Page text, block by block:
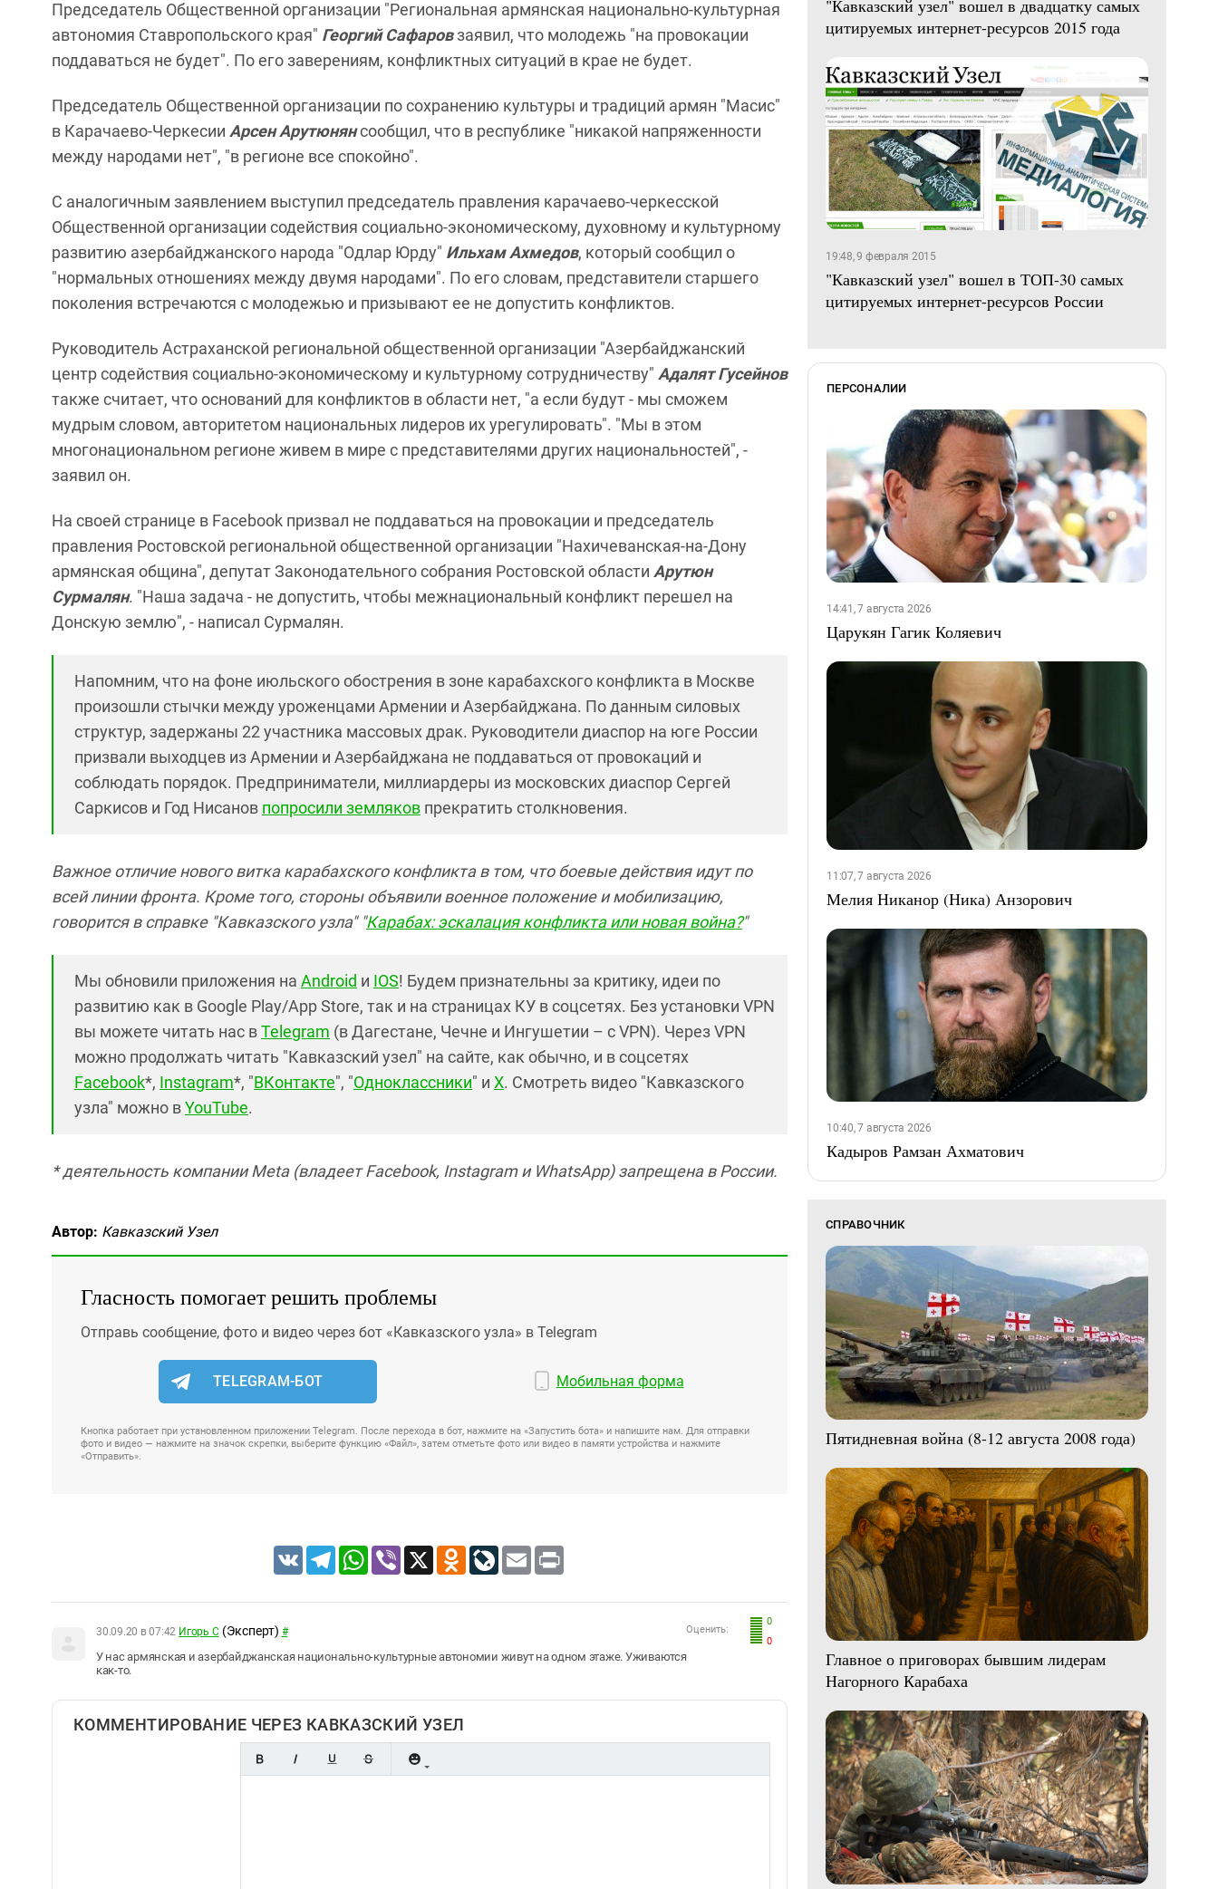
Председатель Общественной организации "Региональная армянская национально-культурная
автономия Ставропольского края" Георгий Сафаровзаявил, что молодежь "на провокации
поддаваться не будет". По его заверениям, конфликтных ситуаций в крае не будет.
Председатель Общественной организации по сохранению культуры и традиций армян "Масис"
в Карачаево-Черкесии Арсен Арутюнянсообщил, что в республике "никакой напряженности
между народами нет", "в регионе все спокойно".
С аналогичным заявлением выступил председатель правления карачаево-черкесской
Общественной организации содействия социально-экономическому, духовному и культурному
развитию азербайджанского народа "Одлар Юрду" Ильхам Ахмедов, который сообщил о
"нормальных отношениях между двумя народами". По его словам, представители старшего
поколения встречаются с молодежью и призывают ее не допустить конфликтов.
Руководитель Астраханской региональной общественной организации "Азербайджанский
центр содействия социально-экономическому и культурному сотрудничеству" Адалят Гусейнов
также считает, что оснований для конфликтов в области нет, "а если будут - мы сможем
мудрым словом, авторитетом национальных лидеров их урегулировать". "Мы в этом
многонациональном регионе живем в мире с представителями других национальностей", -
заявил он.
На своей странице в Facebook призвал не поддаваться на провокации и председатель
правления Ростовской региональной общественной организации "Нахичеванская-на-Дону
армянская община", депутат Законодательного собрания Ростовской области Арутюн
Сурмалян. "Наша задача - не допустить, чтобы межнациональный конфликт перешел на
Донскую землю", - написал Сурмалян.
Напомним, что на фоне июльского обострения в зоне карабахского конфликта в Москве
произошли стычки между уроженцами Армении и Азербайджана. По данным силовых
структур, задержаны 22 участника массовых драк. Руководители диаспор на юге России
призвали выходцев из Армении и Азербайджана не поддаваться от провокаций и
соблюдать порядок. Предприниматели, миллиардеры из московских диаспор Сергей
Саркисов и Год Нисанов попросили земляков прекратить столкновения.
Важное отличие нового витка карабахского конфликта в том, что боевые действия идут по
всей линии фронта. Кроме того, стороны объявили военное положение и мобилизацию,
говорится в справке "Кавказского узла" "Карабах: эскалация конфликта или новая война?"
Мы обновили приложения на Android и IOS! Будем признательны за критику, идеи по
развитию как в Google Play/App Store, так и на страницах КУ в соцсетях. Без установки VPN
вы можете читать нас вTelegram (в Дагестане, Чечне и Ингушетии – с VPN). Через VPN
можно продолжать читать "Кавказский узел" на сайте, как обычно, и в соцсетях
Facebook*, Instagram*, "ВКонтакте", "Одноклассники" и X. Смотреть видео "Кавказского
узла" можно вYouTube.
* деятельность компании Meta (владеет Facebook, Instagram и WhatsApp) запрещена в России.
Автор: Кавказский Узел
Гласность помогает решить проблемы
Отправь сообщение, фото и видео через бот «Кавказского узла» в Telegram
TELEGRAM-БОТ Мобильная форма
Кнопка работает при установленном приложении Telegram. После перехода в бот, нажмите на «Запустить бота» и напишите нам. Для отправки
фото и видео — нажмите на значок скрепки, выберите функцию «Файл», затем отметьте фото или видео в памяти устройства и нажмите
«Отправить».
VK TelegramWhatsApp
Viber X Odnoklassniki
LiveJournal
Email
0
0
Оценить:
30.09.20 в 07:42 Игорь С (Эксперт) #
У нас армянская и азербайджанская национально-культурные автономии живут на одном этаже. Уживаются
как-то.
КОММЕНТИРОВАНИЕ ЧЕРЕЗ КАВКАЗСКИЙ УЗЕЛ
"Кавказский узел" вошел в двадцатку самых
цитируемых интернет-ресурсов 2015 года
19:48, 9 февраля 2015
"Кавказский узел" вошел в ТОП-30 самых
цитируемых интернет-ресурсов России
ПЕРСОНАЛИИ
14:41, 7 августа 2026
Царукян Гагик Коляевич
11:07, 7 августа 2026
Мелия Никанор (Ника) Анзорович
10:40, 7 августа 2026
Кадыров Рамзан Ахматович
СПРАВОЧНИК
Пятидневная война (8-12 августа 2008 года)
Главное о приговорах бывшим лидерам
Нагорного Карабаха